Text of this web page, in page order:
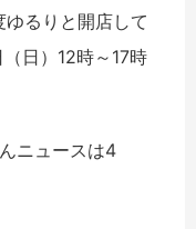
るりと開店して
日）12時～17時
ニュースは4